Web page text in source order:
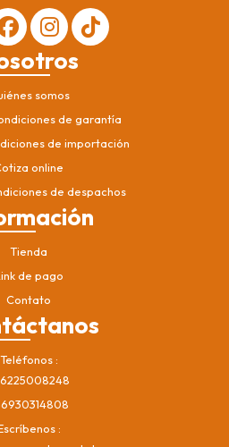
somos
de garantía
de importación
online
de despachos
Tienda
de pago
Contato
Teléfonos